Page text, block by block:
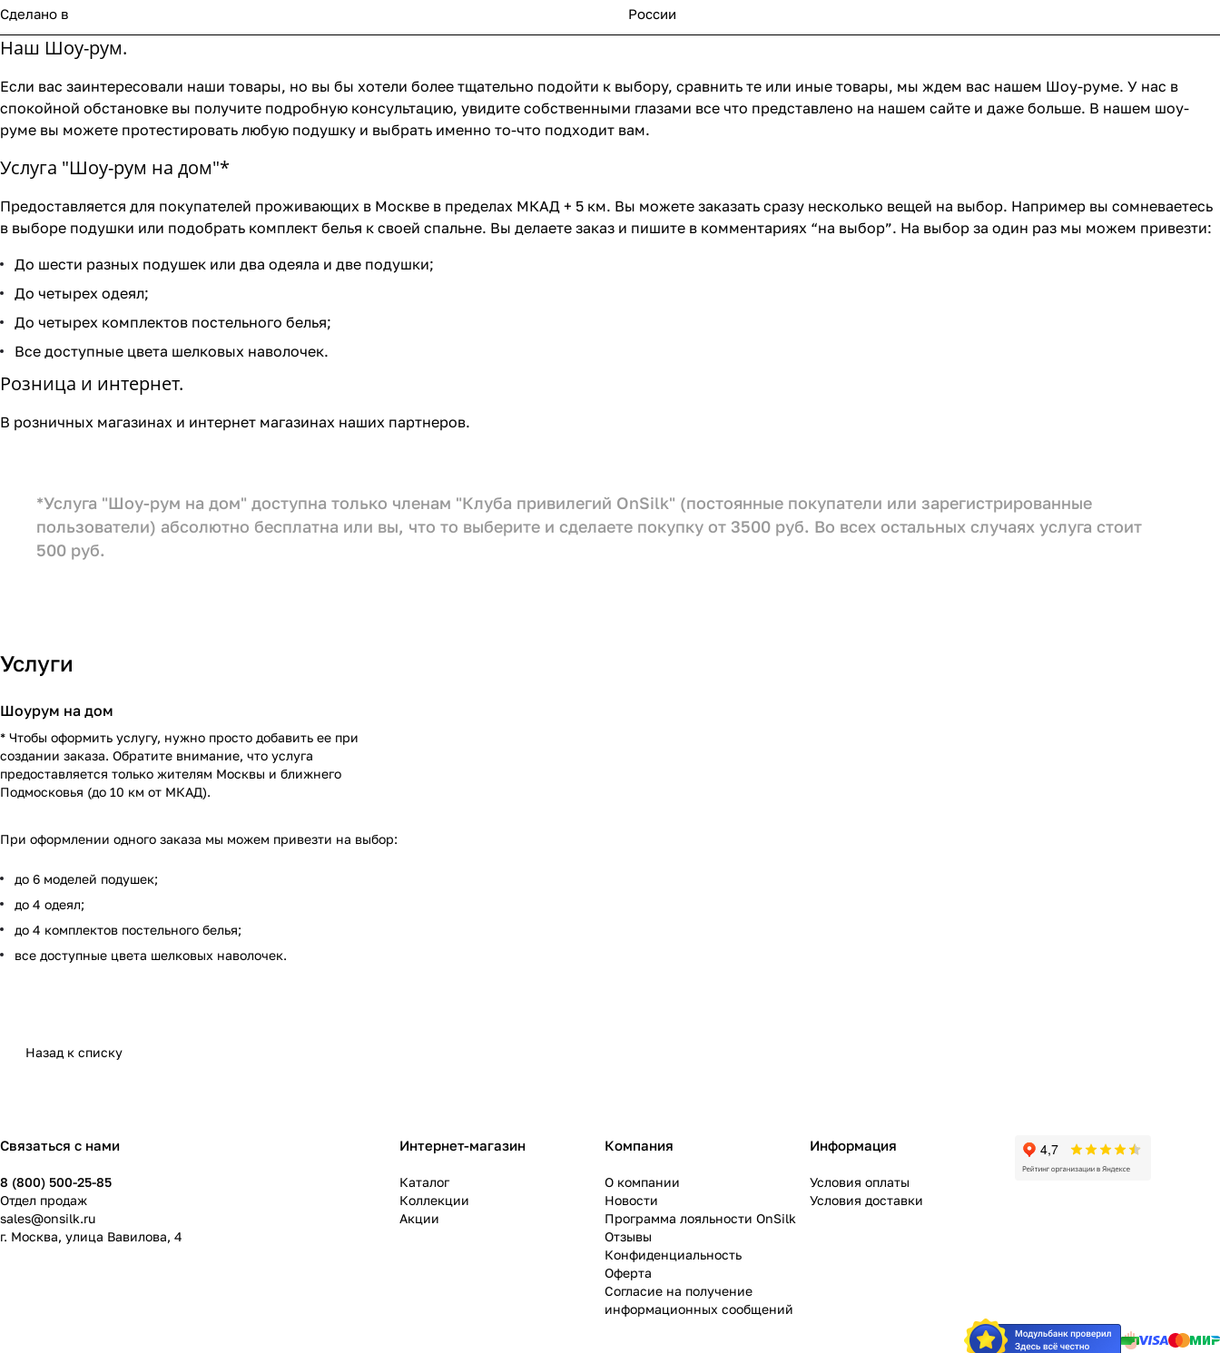
Сделано в России
Наш Шоу-рум.
Если вас заинтересовали наши товары, но вы бы хотели более тщательно подойти к выбору, сравнить те или иные товары, мы ждем вас нашем Шоу-руме. У нас в
спокойной обстановке вы получите подробную консультацию, увидите собственными глазами все что представлено на нашем сайте и даже больше. В нашем шоу-
руме вы можете протестировать любую подушку и выбрать именно то-что подходит вам.
Услуга "Шоу-рум на дом"*
Предоставляется для покупателей проживающих в Москве в пределах МКАД + 5 км. Вы можете заказать сразу несколько вещей на выбор. Например вы сомневаетесь
в выборе подушки или подобрать комплект белья к своей спальне. Вы делаете заказ и пишите в комментариях “на выбор”. На выбор за один раз мы можем привезти:
До шести разных подушек или два одеяла и две подушки;
До четырех одеял;
До четырех комплектов постельного белья;
Все доступные цвета шелковых наволочек.
Розница и интернет.
В розничных магазинах и интернет магазинах наших партнеров.
*Услуга "Шоу-рум на дом" доступна только членам "Клуба привилегий OnSilk" (постоянные покупатели или зарегистрированные
пользователи) абсолютно бесплатна или вы, что то выберите и сделаете покупку от 3500 руб. Во всех остальных случаях услуга стоит
500 руб.
Услуги
Шоурум на дом
* Чтобы оформить услугу, нужно просто добавить ее при
создании заказа. Обратите внимание, что услуга
предоставляется только жителям Москвы и ближнего
Подмосковья (до 10 км от МКАД).
При оформлении одного заказа мы можем привезти на выбор:
до 6 моделей подушек;
до 4 одеял;
до 4 комплектов постельного белья;
все доступные цвета шелковых наволочек.
Назад к списку
Связаться с нами
8 (800) 500-25-85
Отдел продаж
sales@onsilk.ru
г. Москва, улица Вавилова, 4
Интернет-магазин
Каталог
Коллекции
Акции
Компания
О компании
Новости
Программа лояльности OnSilk
Отзывы
Конфиденциальность
Оферта
Согласие на получение
информационных сообщений
Информация
Условия оплаты
Условия доставки